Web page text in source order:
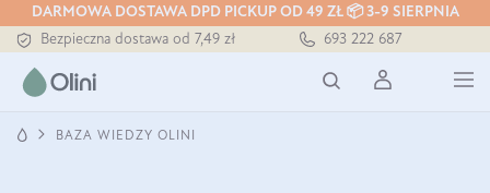
DARMOWA DOSTAWA DPD PICKUP OD 49 ZŁ 📦 3-9 SIERPNIA
Bezpieczna dostawa od 7,49 zł
Darmowa dostawa od 199 zł
693 222 687
BAZA WIEDZY OLINI